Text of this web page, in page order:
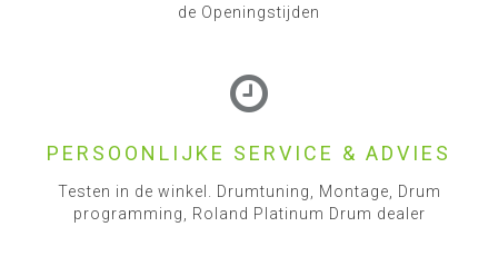
de Openingstijden
PERSOONLIJKE SERVICE & ADVIES
Testen in de winkel. Drumtuning, Montage, Drum
programming, Roland Platinum Drum dealer